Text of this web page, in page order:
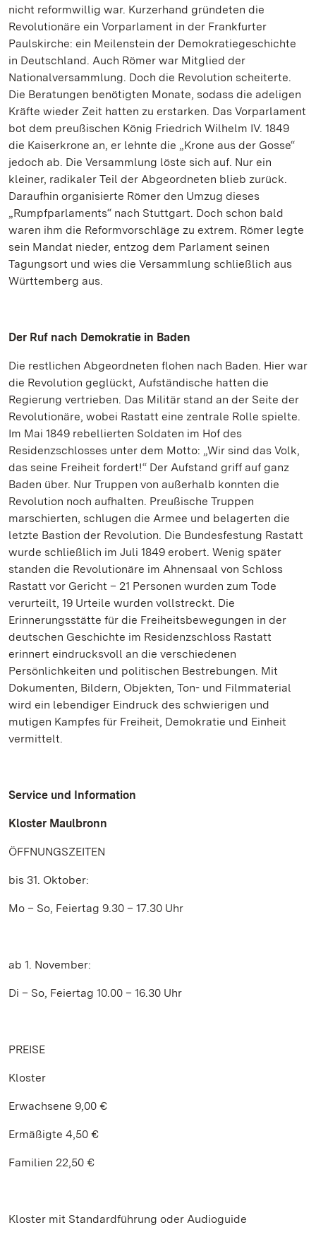
nicht reformwillig war. Kurzerhand gründeten die
Revolutionäre ein Vorparlament in der Frankfurter
Paulskirche: ein Meilenstein der Demokratiegeschichte
in Deutschland. Auch Römer war Mitglied der
Nationalversammlung. Doch die Revolution scheiterte.
Die Beratungen benötigten Monate, sodass die adeligen
Kräfte wieder Zeit hatten zu erstarken. Das Vorparlament
bot dem preußischen König Friedrich Wilhelm IV. 1849
die Kaiserkrone an, er lehnte die „Krone aus der Gosse“
jedoch ab. Die Versammlung löste sich auf. Nur ein
kleiner, radikaler Teil der Abgeordneten blieb zurück.
Daraufhin organisierte Römer den Umzug dieses
„Rumpfparlaments“ nach Stuttgart. Doch schon bald
waren ihm die Reformvorschläge zu extrem. Römer legte
sein Mandat nieder, entzog dem Parlament seinen
Tagungsort und wies die Versammlung schließlich aus
Württemberg aus.
Der Ruf nach Demokratie in Baden
Die restlichen Abgeordneten flohen nach Baden. Hier war
die Revolution geglückt, Aufständische hatten die
Regierung vertrieben. Das Militär stand an der Seite der
Revolutionäre, wobei Rastatt eine zentrale Rolle spielte.
Im Mai 1849 rebellierten Soldaten im Hof des
Residenzschlosses unter dem Motto: „Wir sind das Volk,
das seine Freiheit fordert!“ Der Aufstand griff auf ganz
Baden über. Nur Truppen von außerhalb konnten die
Revolution noch aufhalten. Preußische Truppen
marschierten, schlugen die Armee und belagerten die
letzte Bastion der Revolution. Die Bundesfestung Rastatt
wurde schließlich im Juli 1849 erobert. Wenig später
standen die Revolutionäre im Ahnensaal von Schloss
Rastatt vor Gericht – 21 Personen wurden zum Tode
verurteilt, 19 Urteile wurden vollstreckt. Die
Erinnerungsstätte für die Freiheitsbewegungen in der
deutschen Geschichte im Residenzschloss Rastatt
erinnert eindrucksvoll an die verschiedenen
Persönlichkeiten und politischen Bestrebungen. Mit
Dokumenten, Bildern, Objekten, Ton- und Filmmaterial
wird ein lebendiger Eindruck des schwierigen und
mutigen Kampfes für Freiheit, Demokratie und Einheit
vermittelt.
Service und Information
Kloster Maulbronn
ÖFFNUNGSZEITEN
bis 31. Oktober:
Mo – So, Feiertag 9.30 – 17.30 Uhr
ab 1. November:
Di – So, Feiertag 10.00 – 16.30 Uhr
PREISE
Kloster
Erwachsene 9,00 €
Ermäßigte 4,50 €
Familien 22,50 €
Kloster mit Standardführung oder Audioguide